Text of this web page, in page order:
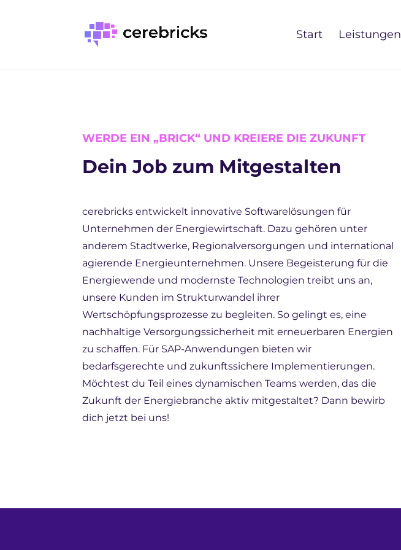
Start Leistungen
WERDE EIN „BRICK“ UND KREIERE DIE ZUKUNFT
Dein Job zum Mitgestalten
cerebricks entwickelt innovative Softwarelösungen für
Unternehmen der Energiewirtschaft. Dazu gehören unter
anderem Stadtwerke, Regionalversorgungen und international
agierende Energieunternehmen. Unsere Begeisterung für die
Energiewende und modernste Technologien treibt uns an,
unsere Kunden im Strukturwandel ihrer
Wertschöpfungsprozesse zu begleiten. So gelingt es, eine
nachhaltige Versorgungssicherheit mit erneuerbaren Energien
zu schaffen. Für SAP-Anwendungen bieten wir
bedarfsgerechte und zukunftssichere Implementierungen.
Möchtest du Teil eines dynamischen Teams werden, das die
Zukunft der Energiebranche aktiv mitgestaltet? Dann bewirb
dich jetzt bei uns!